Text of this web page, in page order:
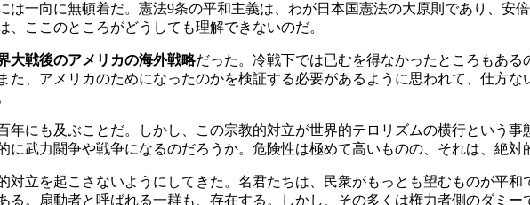
は一向に無頓着だ。憲法9条の平和主義は、わが日本国憲法の大原則であり、安
ここのところがどうしても理解できないのだ。
大戦後のアメリカの海外戦略だった。冷戦下では已むを得なかったところもあ
た、アメリカのためになったのかを検証する必要があるように思われて、仕方
年にも及ぶことだ。しかし、この宗教的対立が世界的テロリズムの横行という
に武力闘争や戦争になるのだろうか。危険性は極めて高いものの、それは、絶対
対立を起こさないようにしてきた。名君たちは、民衆がもっとも望むものが平
る。扇動者と呼ばれる一群も、存在する。しかし、その多くは権力者側のダミー